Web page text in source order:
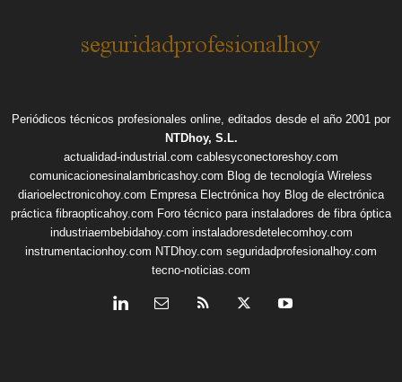
Periódicos técnicos profesionales online, editados desde el año 2001 por
NTDhoy, S.L.
actualidad-industrial.com cablesyconectoreshoy.com
comunicacionesinalambricashoy.com Blog de tecnología Wireless
diarioelectronicohoy.com Empresa Electrónica hoy Blog de electrónica
práctica fibraopticahoy.com Foro técnico para instaladores de fibra óptica
industriaembebidahoy.com instaladoresdetelecomhoy.com
instrumentacionhoy.com NTDhoy.com seguridadprofesionalhoy.com
tecno-noticias.com